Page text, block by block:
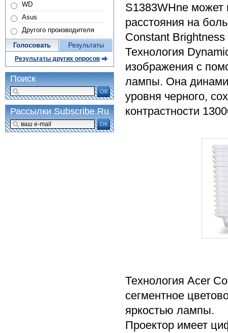
S1383WHne может
расстояния на
Constant Brightness
Технология
изображения с
лампы. Она
уровня черного,
контрастности
Технология Acer
сегментное
яркостью лампы.
Проектор имеет
WD
Asus
Другого производителя
Голосовать Результаты
Результаты других опросов
Поиск
ОК
Рассылки Subscribe.Ru
ОК